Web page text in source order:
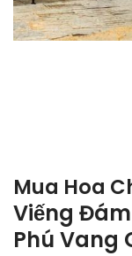
Mua Hoa
Viếng
Phú Vang